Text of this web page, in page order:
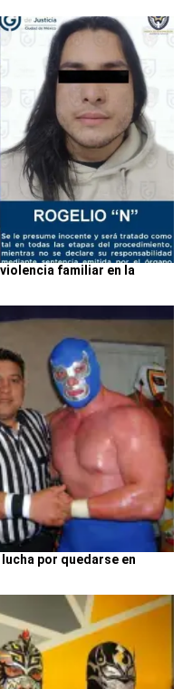
familiar en la
por quedarse en